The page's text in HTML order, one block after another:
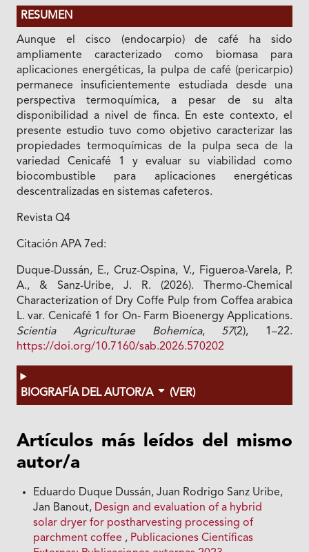
RESUMEN
Aunque el cisco (endocarpio) de café ha sido
ampliamente caracterizado como biomasa para
aplicaciones energéticas, la pulpa de café (pericarpio)
permanece insuficientemente estudiada desde una
perspectiva termoquímica, a pesar de su alta
disponibilidad a nivel de finca. En este contexto, el
presente estudio tuvo como objetivo caracterizar las
propiedades termoquímicas de la pulpa seca de la
variedad Cenicafé 1 y evaluar su viabilidad como
biocombustible para aplicaciones energéticas
descentralizadas en sistemas cafeteros.
Revista Q4
Citación APA 7ed:
Duque-Dussán, E., Cruz-Ospina, V., Figueroa-Varela, P.
A., & Sanz-Uribe, J. R. (2026). Thermo-Chemical
Characterization of Dry Coffe Pulp from Coffea arabica
L. var. Cenicafé 1 for On- Farm Bioenergy Applications.
Scientia Agriculturae Bohemica, 57(2), 1–22.
https://doi.org/10.7160/sab.2026.570202
BIOGRAFÍA DEL AUTOR/A (VER)
Artículos más leídos del mismo
autor/a
Eduardo Duque Dussán, Juan Rodrigo Sanz Uribe,
Jan Banout, Design and evaluation of a hybrid
solar dryer for postharvesting processing of
parchment coffee , Publicaciones Científicas